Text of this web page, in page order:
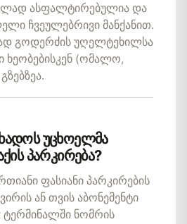
ასფალტირებულია და
ჩვეულებრივი მანქანით.
გოდერძის უღელტეხილსა
(ომალო,
უცხოელმა
პარკირება?
ფასიანი პარკირების
ან თვის აბონემენტი
ტერმინალში ნომრის